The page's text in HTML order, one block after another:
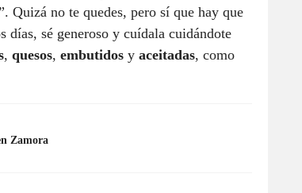
Quizá no te quedes, pero sí que hay que
días, sé generoso y cuídala cuidándote
, quesos, embutidos y aceitadas, como
Zamora